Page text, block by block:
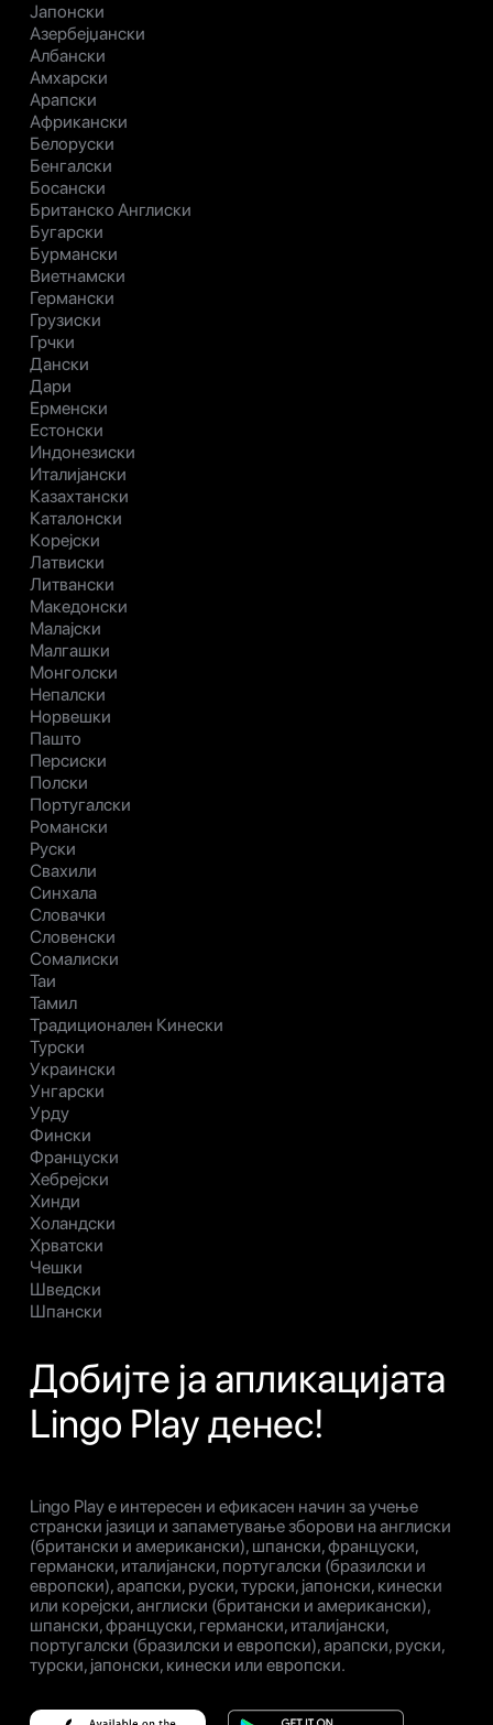
Јапонски
Азербејџански
Албански
Амхарски
Арапски
Африкански
Белоруски
Бенгалски
Босански
Британско Англиски
Бугарски
Бурмански
Виетнамски
Германски
Грузиски
Грчки
Дански
Дари
Ерменски
Естонски
Индонезиски
Италијански
Казахтански
Каталонски
Корејски
Латвиски
Литвански
Македонски
Малајски
Малгашки
Монголски
Непалски
Норвешки
Пашто
Персиски
Полски
Португалски
Романски
Руски
Свахили
Синхала
Словачки
Словенски
Сомалиски
Таи
Тамил
Традиционален Кинески
Турски
Украински
Унгарски
Урду
Фински
Француски
Хебрејски
Хинди
Холандски
Хрватски
Чешки
Шведски
Шпански
Добијте ја апликацијата
Lingo Play денес!
Lingo Play е интересен и ефикасен начин за учење
странски јазици и запаметување зборови на англиски
(британски и американски), шпански, француски,
германски, италијански, португалски (бразилски и
европски), арапски, руски, турски, јапонски, кинески
или корејски, англиски (британски и американски),
шпански, француски, германски, италијански,
португалски (бразилски и европски), арапски, руски,
турски, јапонски, кинески или европски.